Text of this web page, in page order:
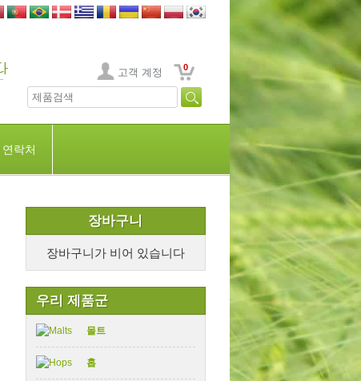
고객 계정 0
연락처
장바구니
장바구니가 비어 있습니다
우리 제품군
몰트
홉